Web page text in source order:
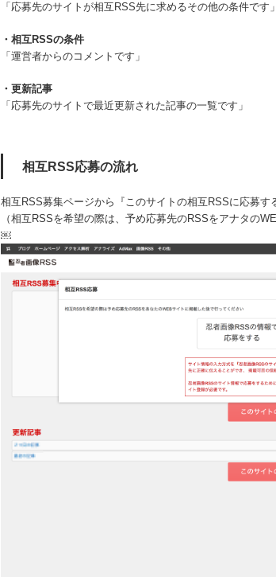
「応募先のサイトが相互RSS先に求めるその他の条件です」
・相互RSSの条件
「運営者からのコメントです」
・更新記事
「応募先のサイトで最近更新された記事の一覧です」
相互RSS応募の流れ
相互RSS募集ページから『このサイトの相互RSSに応募
（相互RSSを希望の際は、予め応募先のRSSをアナタの
￼